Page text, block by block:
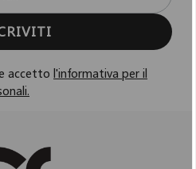
accetto l'informativa per il